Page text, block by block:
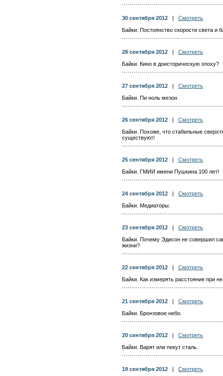
30 сентября 2012
Смотреть
Байки. Постоянство скорости света и
28 сентября 2012
Смотреть
Байки. Кино в доисторическую эпоху?
27 сентября 2012
Смотреть
Байки. Пи ноль мезон
26 сентября 2012
Смотреть
Байки. Похоже, что стабильные
существуют!
25 сентября 2012
Смотреть
Байки. ГМИИ имени Пушкина 100 лет!
24 сентября 2012
Смотреть
Байки. Медиаторы.
23 сентября 2012
Смотреть
Байки. Почему Эдисон не совершил
жизни?
22 сентября 2012
Смотреть
Байки. Как измерять расстояние при
21 сентября 2012
Смотреть
Байки. Бронзовое небо.
20 сентября 2012
Смотреть
Байки. Варят или пекут сталь.
19 сентября 2012
Смотреть